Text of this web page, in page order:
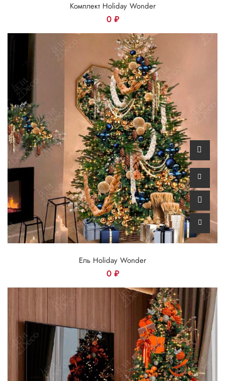
Комплект Holiday Wonder
0 ₽
Ель Holiday Wonder
0 ₽